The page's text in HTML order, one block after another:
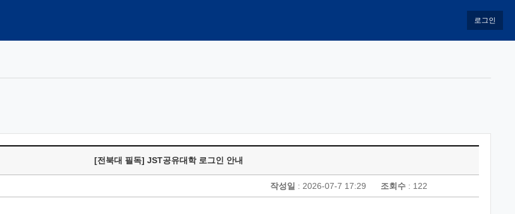
로그인
[전북대 필독] JST공유대학 로그인 안내
작성일 : 2026-07-7 17:29 조회수: 122